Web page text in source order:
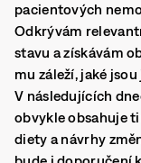
pacientových
Odkrývám
stavu a získávám
mu záleží, jaké
V následujících
obvykle obsahuje
diety a návrhy